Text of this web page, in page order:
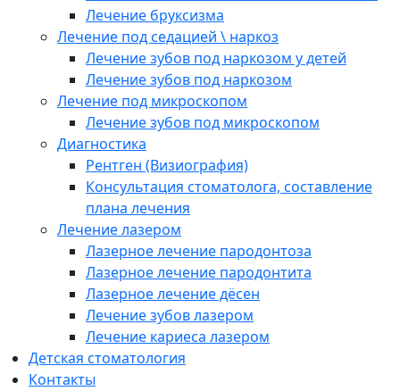
Лечение бруксизма
Лечение под седацией \ наркоз
Лечение зубов под наркозом у детей
Лечение зубов под наркозом
Лечение под микроскопом
Лечение зубов под микроскопом
Диагностика
Рентген (Визиография)
Консультация стоматолога, составление
плана лечения
Лечение лазером
Лазерное лечение пародонтоза
Лазерное лечение пародонтита
Лазерное лечение дёсен
Лечение зубов лазером
Лечение кариеса лазером
Детская стоматология
Контакты